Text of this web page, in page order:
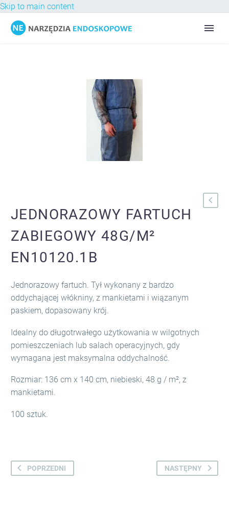
Skip to main content
JEDNORAZOWY FARTUCH
ZABIEGOWY 48G/M²
EN10120.1B
Jednorazowy fartuch. Tył wykonany z bardzo
oddychającej włókniny, z mankietami i wiązanym
paskiem, dopasowany krój.
Idealny do długotrwałego użytkowania w wilgotnych
pomieszczeniach lub salach operacyjnych, gdy
wymagana jest maksymalna oddychalność.
Rozmiar: 136 cm x 140 cm, niebieski, 48 g / m², z
mankietami.
100 sztuk.
POPRZEDNI NASTĘPNY